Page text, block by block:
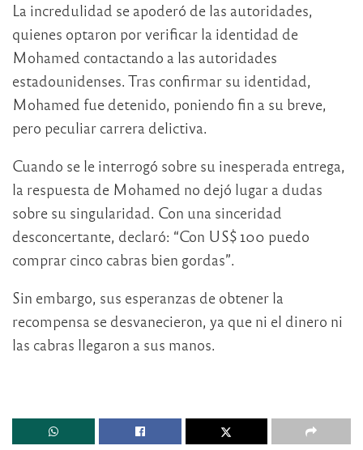
La incredulidad se apoderó de las autoridades,
quienes optaron por verificar la identidad de
Mohamed contactando a las autoridades
estadounidenses. Tras confirmar su identidad,
Mohamed fue detenido, poniendo fin a su breve,
pero peculiar carrera delictiva.
Cuando se le interrogó sobre su inesperada entrega,
la respuesta de Mohamed no dejó lugar a dudas
sobre su singularidad. Con una sinceridad
desconcertante, declaró: “Con US$ 100 puedo
comprar cinco cabras bien gordas”.
Sin embargo, sus esperanzas de obtener la
recompensa se desvanecieron, ya que ni el dinero ni
las cabras llegaron a sus manos.